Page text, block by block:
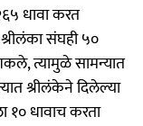
धावा करत
संघही ५०
त्यामुळे सामन्यात
श्रीलंकेने दिलेल्या
१० धावाच करता